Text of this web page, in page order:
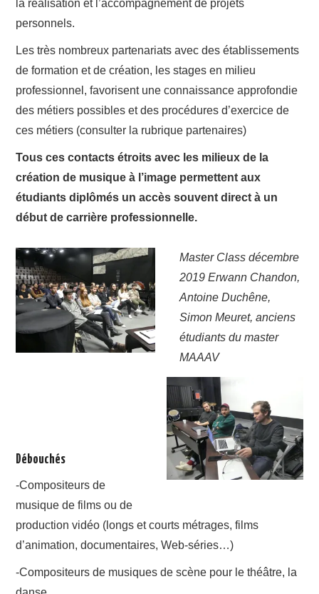
la réalisation et l’accompagnement de projets
personnels.
Les très nombreux partenariats avec des établissements
de formation et de création, les stages en milieu
professionnel, favorisent une connaissance approfondie
des métiers possibles et des procédures d’exercice de
ces métiers (consulter la rubrique partenaires)
Tous ces contacts étroits avec les milieux de la
création de musique à l’image permettent aux
étudiants diplômés un accès souvent direct à un
début de carrière professionnelle.
Master Class décembre
2019 Erwann Chandon,
Antoine Duchêne,
Simon Meuret, anciens
étudiants du master
MAAAV
Débouchés
-Compositeurs de
musique de films ou de
production vidéo (longs et courts métrages, films
d’animation, documentaires, Web-séries…)
-Compositeurs de musiques de scène pour le théâtre, la